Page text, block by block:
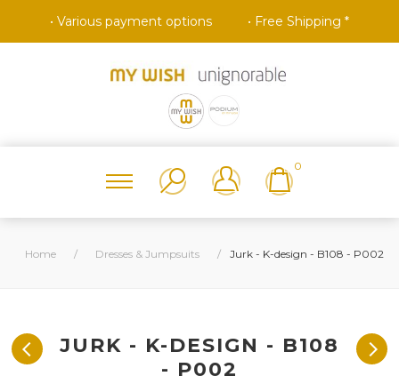
• Various payment options • Free Shipping *
0
Home / Dresses & Jumpsuits / Jurk - K-design - B108 - P002
JURK - K-DESIGN - B108
- P002